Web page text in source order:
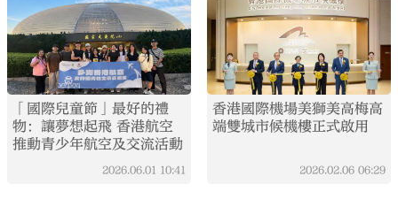
「國際兒童節」最好的禮
物：讓夢想起飛 香港航空
推動青少年航空及交流活動
2026.06.01 10:41
香港國際機場美獅美高梅高
端雙城市候機樓正式啟用
2026.02.06 06:29